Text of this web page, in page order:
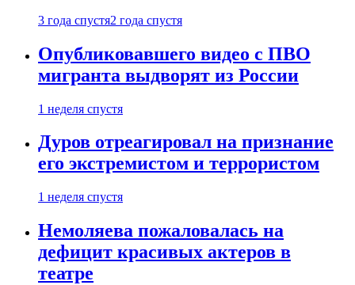
3 года спустя2 года спустя
Опубликовавшего видео с ПВО
мигранта выдворят из России
1 неделя спустя
Дуров отреагировал на признание
его экстремистом и террористом
1 неделя спустя
Немоляева пожаловалась на
дефицит красивых актеров в
театре